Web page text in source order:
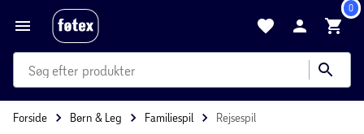
0
produkter
kategorier
Forside Børn & Leg Familiespil Rejsespil